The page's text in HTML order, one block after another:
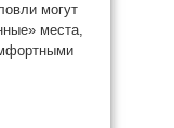
могут
места,